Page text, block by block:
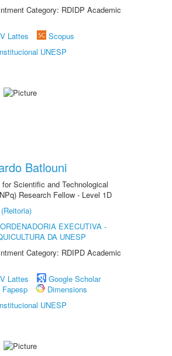
Category: RDIDP Academic
Lattes
Scopus
UNESP
Batlouni
Scientific and Technological
Research Fellow - Level 1D
EXECUTIVA -
DA UNESP
Category: RDIPD Academic
Lattes
Google Scholar
Fapesp
Dimensions
UNESP